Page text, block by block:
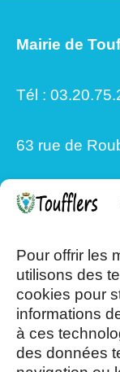
Pour offrir les
utilisons des
cookies pour
informations
à ces
des données
Mairie de
Tél :
63 rue de
13h30/17h15
Mercredi et